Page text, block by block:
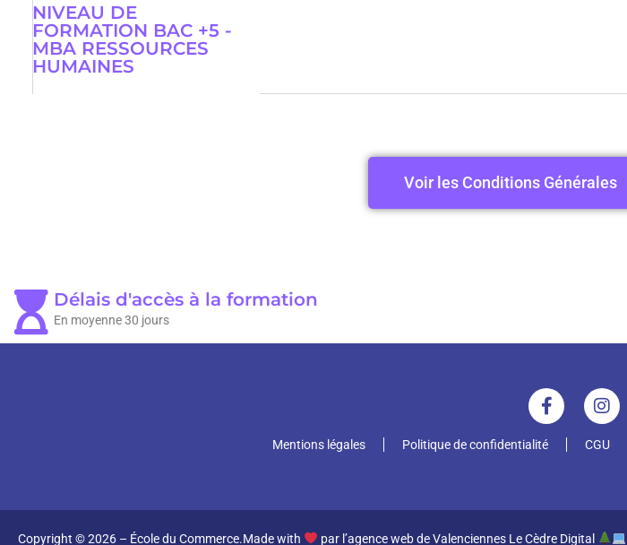
NIVEAU DE
FORMATION BAC +5 -
MBA RESSOURCES
HUMAINES
Voir les Conditions Générales
Délais d'accès à la formation
En moyenne 30 jours
Mentions légales Politique de confidentialité CGU
Copyright © 2026 – École du Commerce.Made with par l’agence web de Valenciennes Le Cèdre Digital